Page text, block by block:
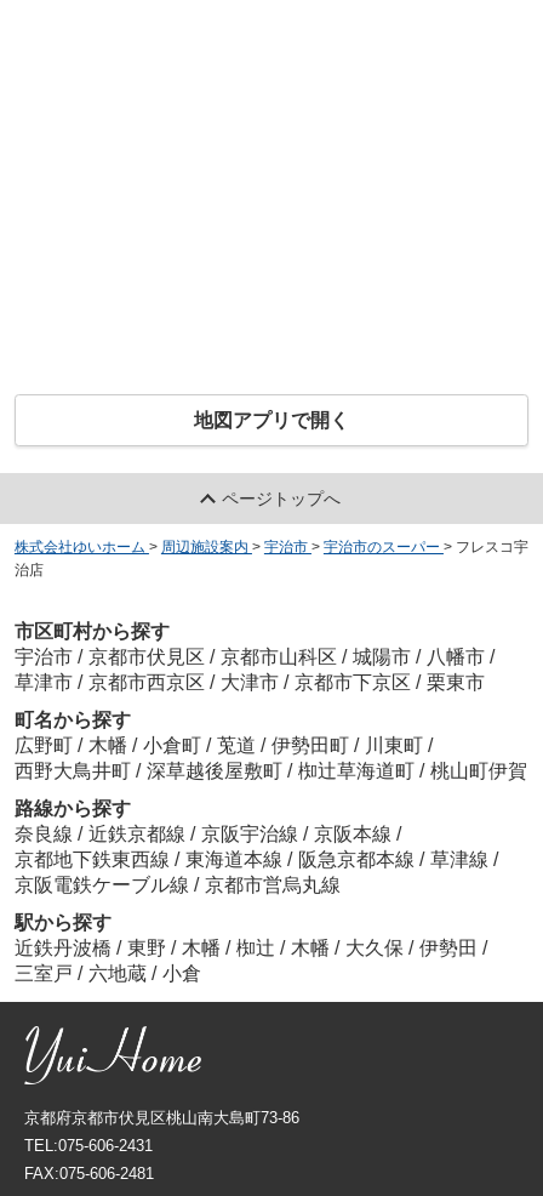
地図アプリで開く
ページトップへ
株式会社ゆいホーム > 周辺施設案内 > 宇治市 > 宇治市のスーパー > フレスコ宇
治店
市区町村から探す
宇治市 / 京都市伏見区 / 京都市山科区 / 城陽市 / 八幡市 /
草津市 / 京都市西京区 / 大津市 / 京都市下京区 / 栗東市
町名から探す
広野町 / 木幡 / 小倉町 / 莵道 / 伊勢田町 / 川東町 /
西野大鳥井町 / 深草越後屋敷町 / 椥辻草海道町 / 桃山町伊賀
路線から探す
奈良線 / 近鉄京都線 / 京阪宇治線 / 京阪本線 /
京都地下鉄東西線 / 東海道本線 / 阪急京都本線 / 草津線 /
京阪電鉄ケーブル線 / 京都市営烏丸線
駅から探す
近鉄丹波橋 / 東野 / 木幡 / 椥辻 / 木幡 / 大久保 / 伊勢田 /
三室戸 / 六地蔵 / 小倉
京都府京都市伏見区桃山南大島町73-86
TEL:075-606-2431
FAX:075-606-2481